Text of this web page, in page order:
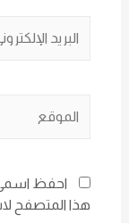
احفظ اسمي،
هذا المتصفح